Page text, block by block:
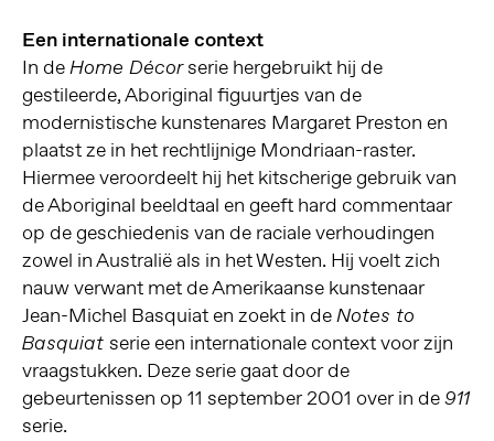
Een internationale context
In deHome Décorserie hergebruikt hij de
gestileerde, Aboriginal figuurtjes van de
modernistische kunstenares Margaret Preston en
plaatst ze in het rechtlijnige Mondriaan-raster.
Hiermee veroordeelt hij het kitscherige gebruik van
de Aboriginal beeldtaal en geeft hard commentaar
op de geschiedenis van de raciale verhoudingen
zowel in Australië als in het Westen. Hij voelt zich
nauw verwant met de Amerikaanse kunstenaar
Jean-Michel Basquiat en zoekt in deNotes to
Basquiat serie een internationale context voor zijn
vraagstukken. Deze serie gaat door de
gebeurtenissen op 11 september 2001 over in de911
serie.